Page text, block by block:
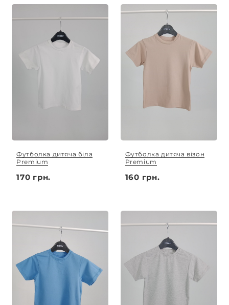
Футболка дитяча біла
Premium
170 грн.
Футболка дитяча візон
Premium
160 грн.